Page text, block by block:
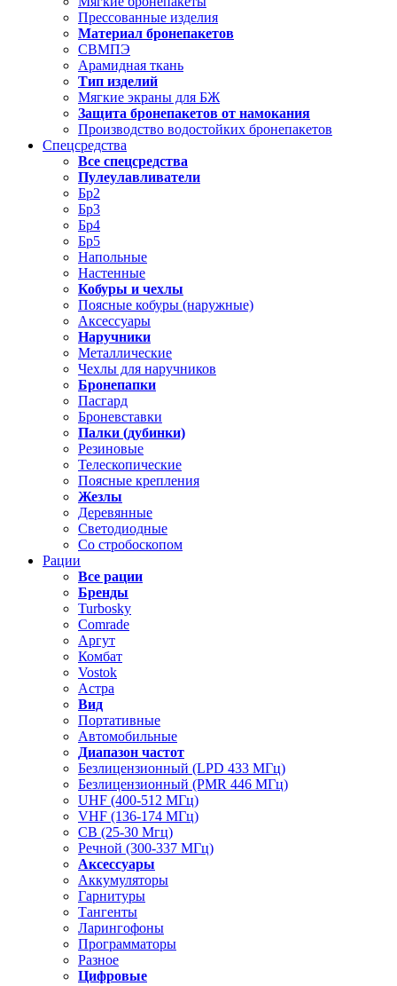
Прессованные изделия
Материал бронепакетов
СВМПЭ
Арамидная ткань
Тип изделий
Мягкие экраны для БЖ
Защита бронепакетов от намокания
Производство водостойких бронепакетов
Спецсредства
Все спецсредства
Пулеулавливатели
Бр2
Бр3
Бр4
Бр5
Напольные
Настенные
Кобуры и чехлы
Поясные кобуры (наружные)
Аксессуары
Наручники
Металлические
Чехлы для наручников
Бронепапки
Пасгард
Броневставки
Палки (дубинки)
Резиновые
Телескопические
Поясные крепления
Жезлы
Деревянные
Светодиодные
Со стробоскопом
Рации
Все рации
Бренды
Turbosky
Comrade
Аргут
Комбат
Vostok
Астра
Вид
Портативные
Автомобильные
Диапазон частот
Безлицензионный (LPD 433 МГц)
Безлицензионный (PMR 446 МГц)
UHF (400-512 МГц)
VHF (136-174 МГц)
CB (25-30 Мгц)
Речной (300-337 МГц)
Аксессуары
Аккумуляторы
Гарнитуры
Тангенты
Ларингофоны
Программаторы
Разное
Цифровые